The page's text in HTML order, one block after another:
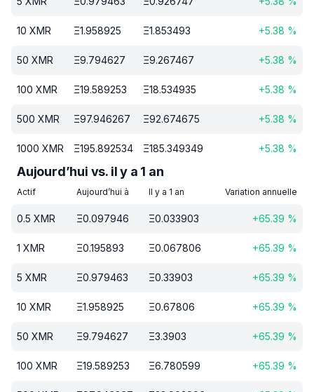
10 XMR Ξ1.958925 Ξ1.853493 +5.38 %
50 XMR Ξ9.794627 Ξ9.267467 +5.38 %
100 XMR Ξ19.589253 Ξ18.534935 +5.38 %
500 XMR Ξ97.946267 Ξ92.674675 +5.38 %
1000 XMR Ξ195.892534 Ξ185.349349 +5.38 %
Aujourd’hui vs. il y a 1 an
Actif Aujourd’hui à Il y a 1 an Variation annuelle
0.5 XMR Ξ0.097946 Ξ0.033903 +65.39 %
1 XMR Ξ0.195893 Ξ0.067806 +65.39 %
5 XMR Ξ0.979463 Ξ0.33903 +65.39 %
10 XMR Ξ1.958925 Ξ0.67806 +65.39 %
50 XMR Ξ9.794627 Ξ3.3903 +65.39 %
100 XMR Ξ19.589253 Ξ6.780599 +65.39 %